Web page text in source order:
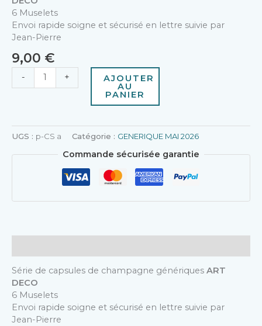
6 Muselets
Envoi rapide soigne et sécurisé en lettre suivie par
Jean-Pierre
9,00 €
- + AJOUTER
AU
PANIER
UGS : p-CS a Catégorie : GENERIQUE MAI 2026
Commande sécurisée garantie
Série de capsules de champagne génériques ART
DECO
6 Muselets
Envoi rapide soigne et sécurisé en lettre suivie par
Jean-Pierre